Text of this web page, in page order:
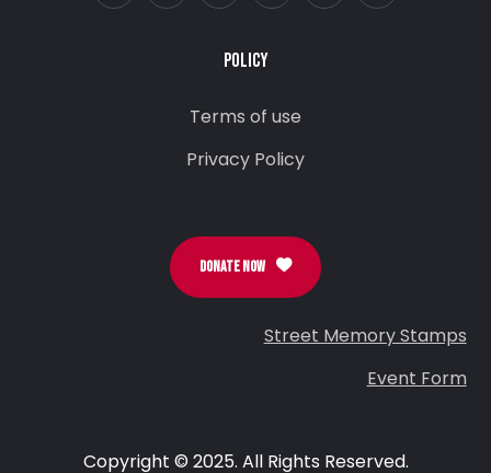
POLICY
Terms of use
Privacy Policy
DONATE NOW
Street Memory Stamps
Event Form
Copyright © 2025. All Rights Reserved.